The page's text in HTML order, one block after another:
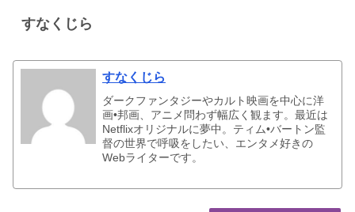
すなくじら
すなくじら
ダークファンタジーやカルト映画を中心に洋
画•邦画、アニメ問わず幅広く観ます。最近は
Netflixオリジナルに夢中。ティム•バートン監
督の世界で呼吸をしたい、エンタメ好きの
Webライターです。